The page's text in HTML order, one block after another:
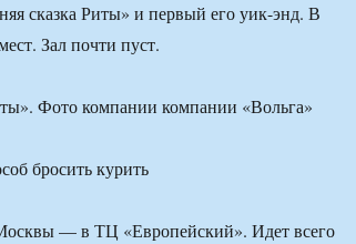
сказка Риты» и первый его уик-энд. В
Зал почти пуст.
Фото компании компании «Вольга»
бросить курить
— в ТЦ «Европейский». Идет всего